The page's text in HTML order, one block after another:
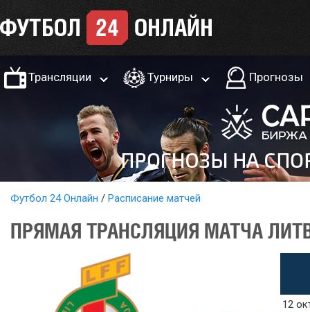
Трансляции Турниры Прогнозы
Футбол 24 Онлайн Расписание матчей
ПРЯМАЯ ТРАНСЛЯЦИЯ МАТЧА
12